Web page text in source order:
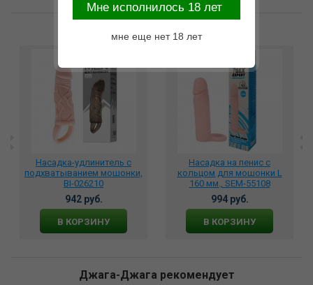
Возможные варианты замены
Насадка-удлинитель с
подхватыванием мошонки,
BI-026210
942 руб.
В КОРЗИНУ
Насадка на пенис с
кольцом для мошонки L
160 мм., SEM-55108
994 руб.
В КОРЗИНУ
Джага-Джага рекомендует
Mне исполнилось 18 лет
мне еще нет 18 лет